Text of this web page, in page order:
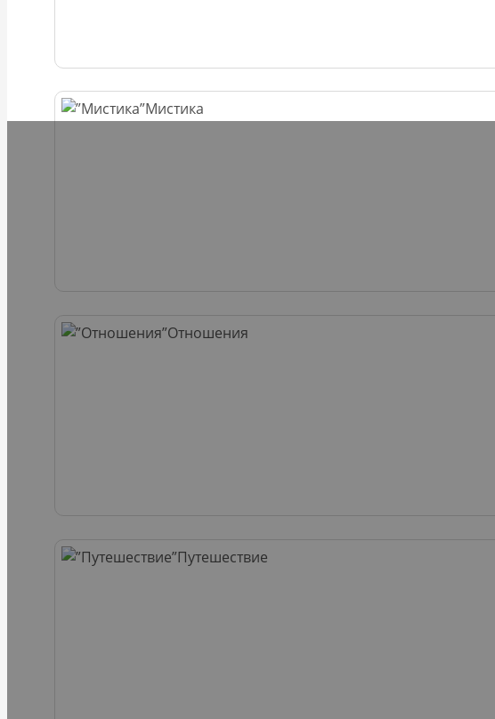
Мистика
Отношения
Путешествие